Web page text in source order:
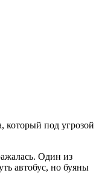
Один из
автобус, но буяны